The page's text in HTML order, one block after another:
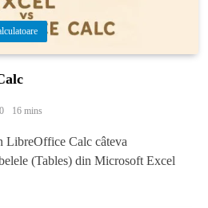
0 16 mins
LibreOffice Calc câteva
(Tables) din Microsoft Excel